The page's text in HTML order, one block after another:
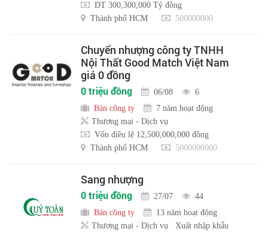
DT 300,300,000 Tỷ đồng
Thành phố HCM
500000000
Chuyển nhượng công ty TNHH
Nội Thất Good Match Việt Nam
giá 0 đồng
0 triệu đồng 06/08
6
Bán công ty
7 năm hoạt động
Thương mại - Dịch vụ
Vốn điều lệ 12,500,000,000 đồng
Thành phố HCM
5000000000
Sang nhượng
0 triệu đồng 27/07
44
Bán công ty
13 năm hoạt động
Thương mại - Dịch vụ
Xuất nhập khẩu